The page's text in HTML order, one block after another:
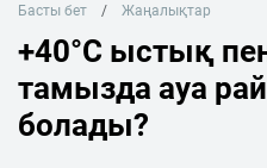
Басты бет Жаңалықтар
+40°C ыстық
тамызда ауа
болады?